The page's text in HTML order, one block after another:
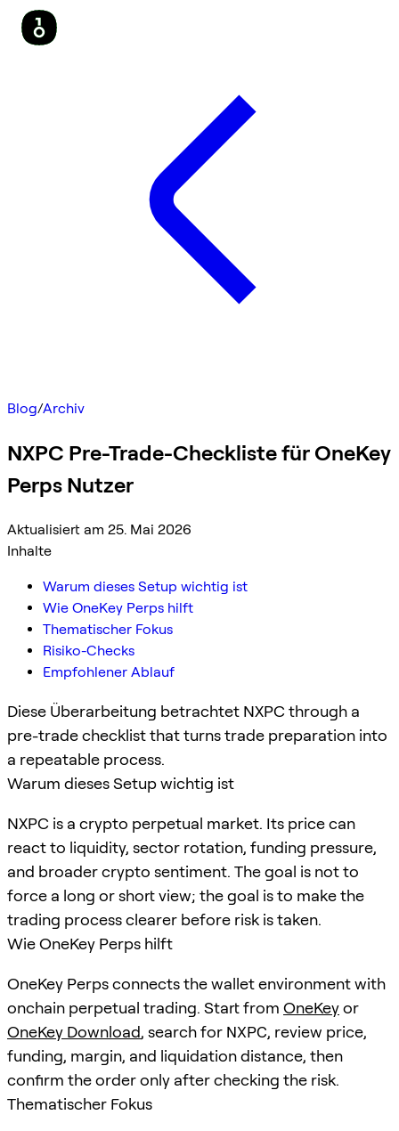
Blog/Archiv
NXPC Pre-Trade-Checkliste für OneKey
Perps Nutzer
Aktualisiert am 25. Mai 2026
Inhalte
Warum dieses Setup wichtig ist
Wie OneKey Perps hilft
Thematischer Fokus
Risiko-Checks
Empfohlener Ablauf
Diese Überarbeitung betrachtet NXPC through a
pre-trade checklist that turns trade preparation into
a repeatable process.
Warum dieses Setup wichtig ist
NXPC is a crypto perpetual market. Its price can
react to liquidity, sector rotation, funding pressure,
and broader crypto sentiment. The goal is not to
force a long or short view; the goal is to make the
trading process clearer before risk is taken.
Wie OneKey Perps hilft
OneKey Perps connects the wallet environment with
onchain perpetual trading. Start from OneKeyor
OneKey Download, search for NXPC, review price,
funding, margin, and liquidation distance, then
confirm the order only after checking the risk.
Thematischer Fokus